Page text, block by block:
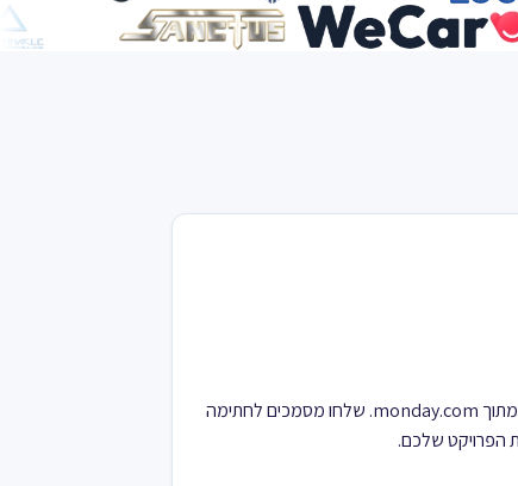
ייעלו את תהליך חתימת המסמכים שלכם ישירות מתוך monday.com. שלחו מסמכים לחתימה
הפרויקט שלכם.